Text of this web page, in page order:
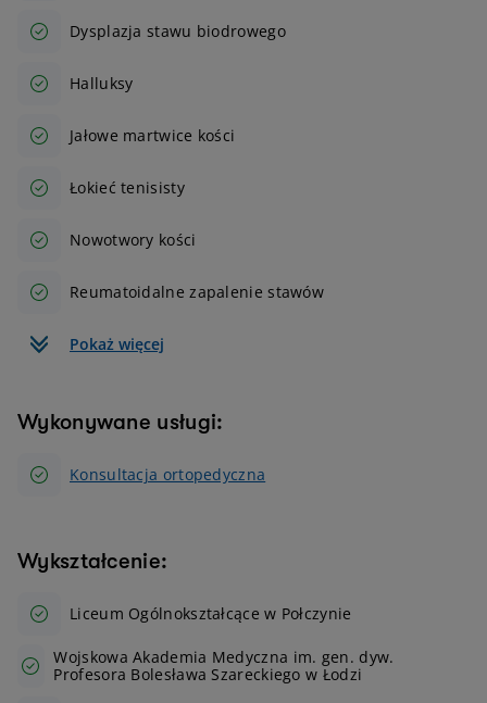
Dysplazja stawu biodrowego
Halluksy
Jałowe martwice kości
Łokieć tenisisty
Nowotwory kości
Reumatoidalne zapalenie stawów
Pokaż więcej
Wykonywane usługi:
Konsultacja ortopedyczna
Wykształcenie:
Liceum Ogólnokształcące w Połczynie
Wojskowa Akademia Medyczna im. gen. dyw.
Profesora Bolesława Szareckiego w Łodzi